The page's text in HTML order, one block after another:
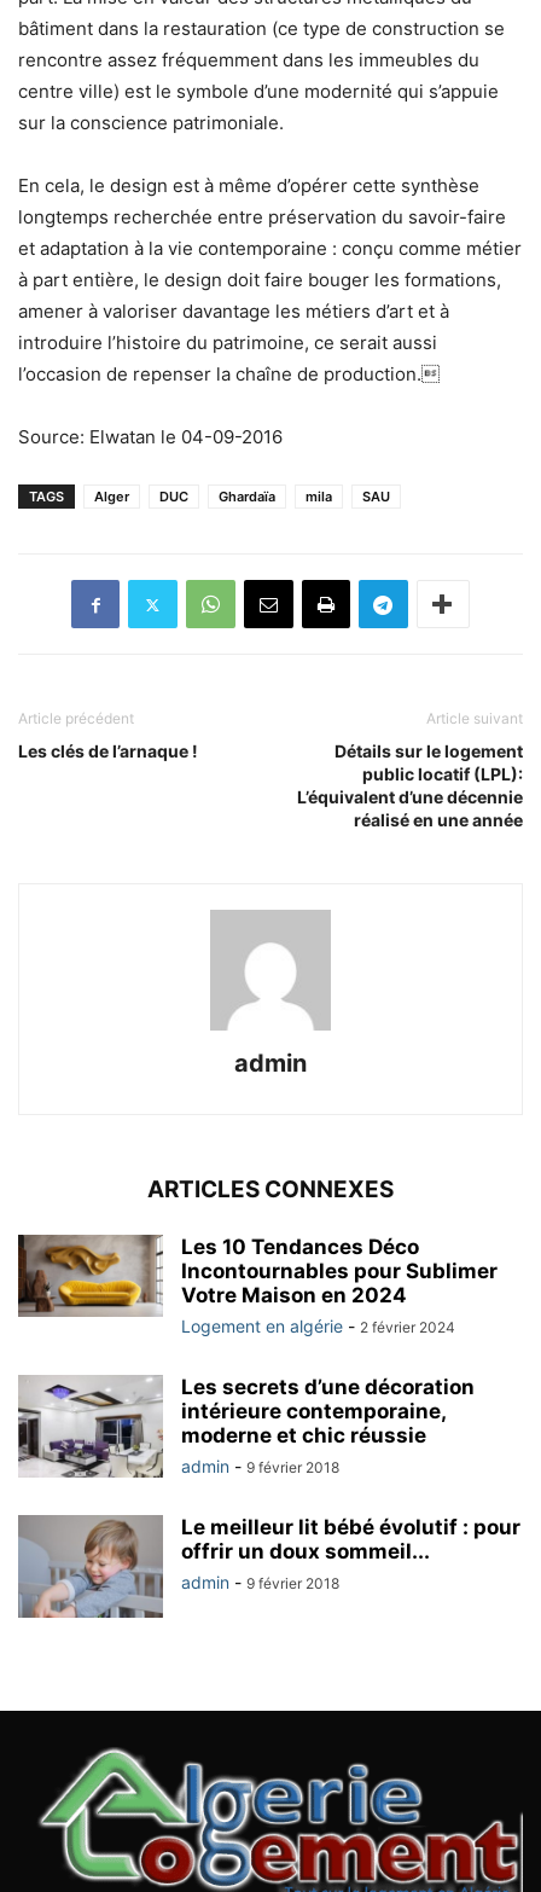
bâtiment dans la restauration (ce type de construction se
rencontre assez fréquemment dans les immeubles du
centre ville) est le symbole d’une modernité qui s’appuie
sur la conscience patrimoniale.
En cela, le design est à même d’opérer cette synthèse
longtemps recherchée entre préservation du savoir-faire
et adaptation à la vie contemporaine : conçu comme métier
à part entière, le design doit faire bouger les formations,
amener à valoriser davantage les métiers d’art et à
introduire l’histoire du patrimoine, ce serait aussi
l’occasion de repenser la chaîne de production.
Source: Elwatan le 04-09-2016
TAGS Alger DUC Ghardaïa mila SAU
Article précédent
Les clés de l’arnaque !
Article suivant
Détails sur le logement
public locatif (LPL):
L’équivalent d’une décennie
réalisé en une année
admin
ARTICLES CONNEXES
Les 10 Tendances Déco
Incontournables pour Sublimer
Votre Maison en 2024
Logement en algérie - 2 février 2024
Les secrets d’une décoration
intérieure contemporaine,
moderne et chic réussie
admin - 9 février 2018
Le meilleur lit bébé évolutif : pour
offrir un doux sommeil...
admin - 9 février 2018